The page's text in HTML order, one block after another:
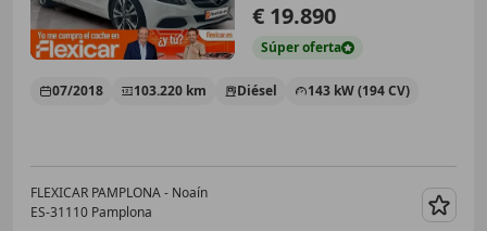
€ 19.890
Súperoferta
07/2018 103.220 km Diésel 143 kW (194 CV)
FLEXICAR PAMPLONA - Noaín
ES-31110 Pamplona